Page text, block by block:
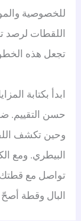
للخصوصية
اللقطات لرصد
تجعل هذه
ابدأ بكتابة
حسن التقييم.
وحين تكشف
البيطري. ومع
تواصل مع قطتك
البال وقطة أصحّ